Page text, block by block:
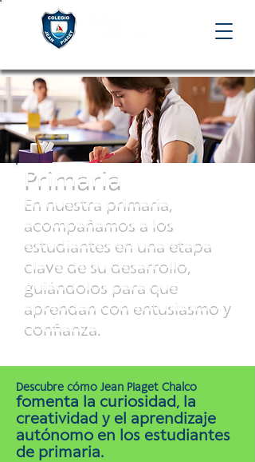
Primaria
En nuestra primaria,
acompañamos a los
estudiantes en una etapa
clave de su desarrollo,
guiándolos para que
aprendan con entusiasmo y
confianza.
Descubre cómo Jean Piaget Chalco
fomenta la curiosidad, la
creatividad y el aprendizaje
autónomo en los estudiantes
de primaria.